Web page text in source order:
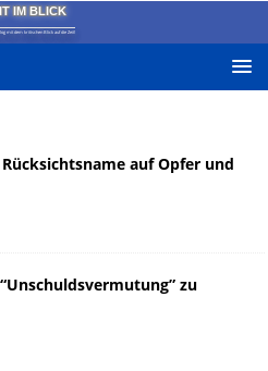
IM BLICK
mit dem kritischen Blick auf die Zeit!
auf Opfer und
zu